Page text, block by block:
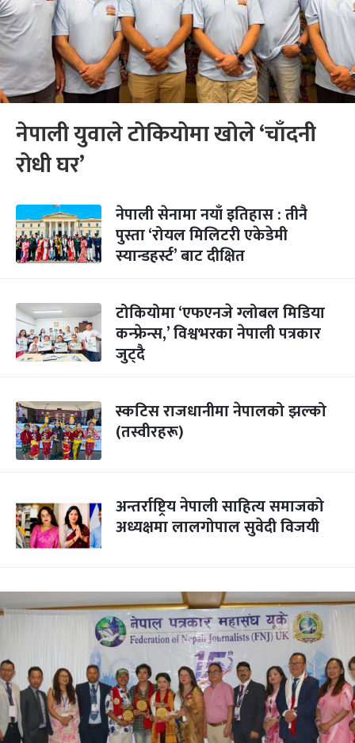
नेपाली युवाले टोकियोमा खोले ‘चाँदनी
रोधी घर’
नेपाली सेनामा नयाँ इतिहास : तीनै
पुस्ता ‘रोयल मिलिटरी एकेडेमी
स्यान्डहर्स्ट’ बाट दीक्षित
टोकियोमा ‘एफएनजे ग्लोबल मिडिया
कन्फ्रेन्स,’ विश्वभरका नेपाली पत्रकार
जुट्दै
स्कटिस राजधानीमा नेपालको झल्को
(तस्वीरहरू)
अन्तर्राष्ट्रिय नेपाली साहित्य समाजको
अध्यक्षमा लालगोपाल सुवेदी विजयी